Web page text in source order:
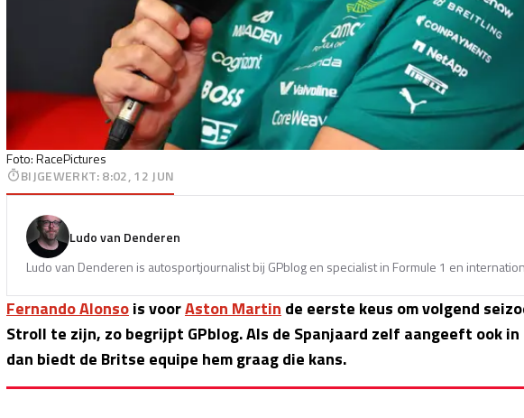
Foto: RacePictures
BIJGEWERKT:8:02, 12 JUN
Ludo van Denderen
Ludo van Denderen is autosportjournalist bij GPblog en specialist in Formule 1 en
Fernando Alonsois voorAston Martin de eerste keus om volgend
Stroll te zijn, zo begrijpt GPblog. Als de Spanjaard zelf aangeeft ook in
dan biedt de Britse equipe hem graag die kans.